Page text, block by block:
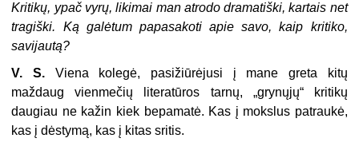
Kritikų, ypač vyrų, likimai man atrodo dramatiški, kartais net
tragiški. Ką galėtum papasakoti apie savo, kaip kritiko,
savijautą?
V. S. Viena kolegė, pasižiūrėjusi į mane greta kitų
maždaug vienmečių literatūros tarnų, „grynųjų“ kritikų
daugiau ne kažin kiek bepamatė. Kas į mokslus patraukė,
kas į dėstymą, kas į kitas sritis.